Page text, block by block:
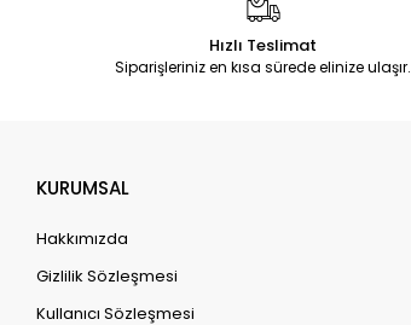
Hızlı Teslimat
Siparişleriniz en kısa sürede elinize ulaşır.
KURUMSAL
Hakkımızda
Gizlilik Sözleşmesi
Kullanıcı Sözleşmesi